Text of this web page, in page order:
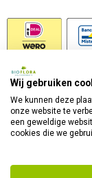
Wij gebruiken
We kunnen deze
onze website te
een geweldige
cookies die we